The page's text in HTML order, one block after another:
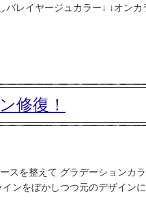
バレイヤージュカラー↓ ↓オン
修復！
スを整えて グラデーションカ
ンをぼかしつつ元のデザイン